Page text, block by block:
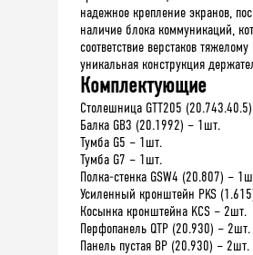
надежное крепление экранов,
наличие блока коммуникаций,
соответствие верстаков
уникальная конструкция
Комплектующие
Столешница GTT205
Балка GB3 (20.1992) – 1шт.
Тумба G5 – 1шт.
Тумба G7 – 1шт.
Полка-стенка GSW4 (20.807) –
Усиленный кронштейн PKS
Косынка кронштейна KCS – 2шт.
Перфопанель QTP (20.930) – 2шт.
Панель пустая BP (20.930) – 2шт.